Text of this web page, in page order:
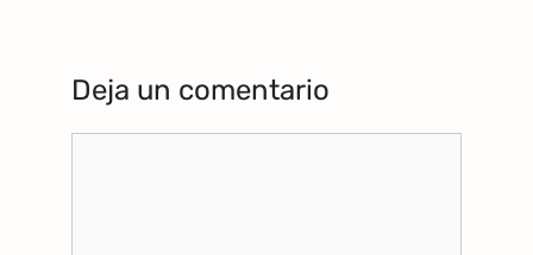
Deja un comentario